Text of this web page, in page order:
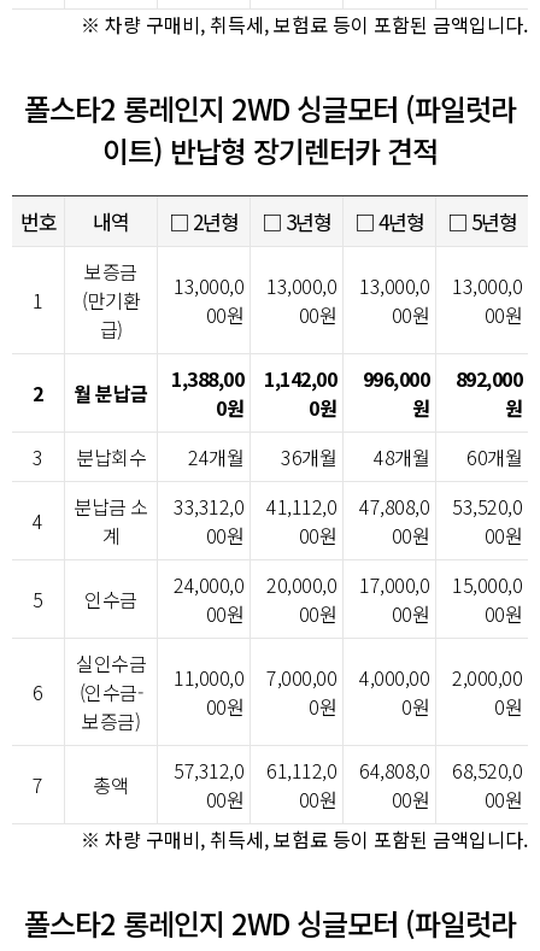
※ 차량 구매비, 취득세, 보험료 등이 포함된 금액입니다.
폴스타2 롱레인지 2WD 싱글모터 (파일럿라
이트) 반납형 장기렌터카 견적
번호 내역 □ 2년형 □ 3년형 □ 4년형 □ 5년형
1
보증금
(만기환
급)
13,000,0
00원
13,000,0
00원
13,000,0
00원
13,000,0
00원
2 월 분납금
1,388,00
0원
1,142,00
0원
996,000
원
892,000
원
3
분납회수 24개월 36개월 48개월 60개월
4
분납금 소
계
33,312,0
00원
41,112,0
00원
47,808,0
00원
53,520,0
00원
5 인수금
24,000,0
00원
20,000,0
00원
17,000,0
00원
15,000,0
00원
6
실인수금
(인수금-
보증금)
11,000,0
00원
7,000,00
0원
4,000,00
0원
2,000,00
0원
7 총액
57,312,0
00원
61,112,0
00원
64,808,0
00원
68,520,0
00원
※ 차량 구매비, 취득세, 보험료 등이 포함된 금액입니다.
폴스타2 롱레인지 2WD 싱글모터 (파일럿라